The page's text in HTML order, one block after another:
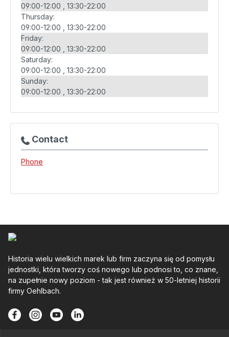
09:00-12:00
13:30-22:00
Thursday:
09:00-12:00
13:30-22:00
Friday:
09:00-12:00
13:30-22:00
Saturday:
09:00-12:00
13:30-22:00
Sunday:
09:00-12:00
13:30-22:00
Contact
Phone
Historia wielu wielkich marek lub firm zaczyna się od pomysłu
jednostki, która tworzy coś nowego lub podnosi to, co znane,
na zupełnie nowy poziom - tak jest również w 50-letniej historii
firmy Oehlbach.